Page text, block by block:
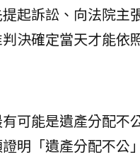
起訴訟、向法院主
決確定當天才能依
可能是遺產分配
明「遺產分配不公